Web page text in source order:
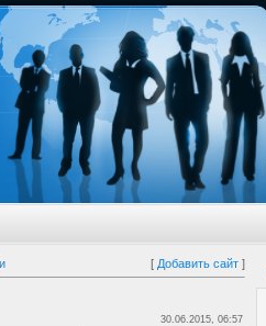
[ Добавить сайт ]
30.06.2015, 06:57